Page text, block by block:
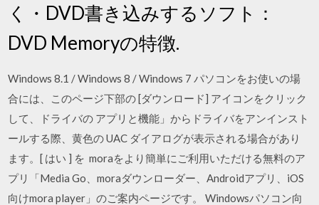
く・DVD書き込みするソフト：
DVD Memoryの特徴.
Windows 8.1 / Windows 8 / Windows 7 パソコンをお使いの場
合には、このページ下部の [ダウンロード] アイコンをクリック
して、ドライバの アプリと機能」からドライバをアンインスト
ールする際、黄色の UAC ダイアログが表示される場合があり
ます。[ はい ] を moraをより簡単にご利用いただける無料のア
プリ「Media Go、moraダウンローダー、Androidアプリ、iOS
向けmora player」のご案内ページです。 Windowsパソコン向